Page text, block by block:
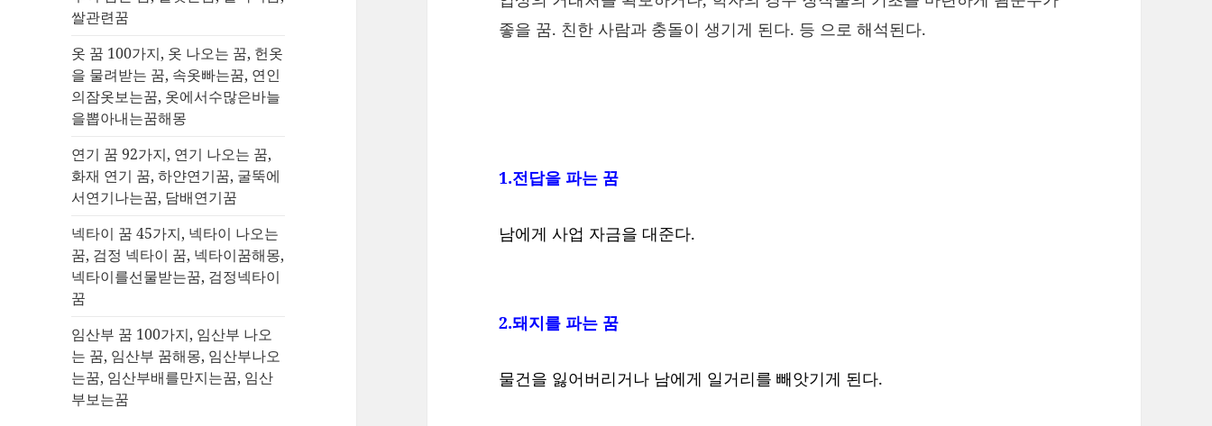
쌀관련꿈
옷 꿈 100가지, 옷 나오는 꿈, 헌옷
을 물려받는 꿈, 속옷빠는꿈, 연인
의잠옷보는꿈, 옷에서수많은바늘
을뽑아내는꿈해몽
연기 꿈 92가지, 연기 나오는 꿈,
화재 연기 꿈, 하얀연기꿈, 굴뚝에
서연기나는꿈, 담배연기꿈
넥타이 꿈 45가지, 넥타이 나오는
꿈, 검정 넥타이 꿈, 넥타이꿈해몽,
넥타이를선물받는꿈, 검정넥타이
꿈
임산부 꿈 100가지, 임산부 나오
는 꿈, 임산부 꿈해몽, 임산부나오
는꿈, 임산부배를만지는꿈, 임산
부보는꿈
좋을 꿈. 친한 사람과 충돌이 생기게 된다. 등 으로 해석된다.
1.전답을 파는 꿈
남에게 사업 자금을 대준다.
2.돼지를 파는 꿈
물건을 잃어버리거나 남에게 일거리를 빼앗기게 된다.